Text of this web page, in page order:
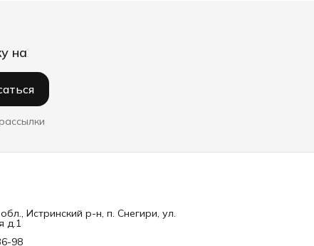
на
Истринский р-н, п. Снегири, ул.
д.1
98